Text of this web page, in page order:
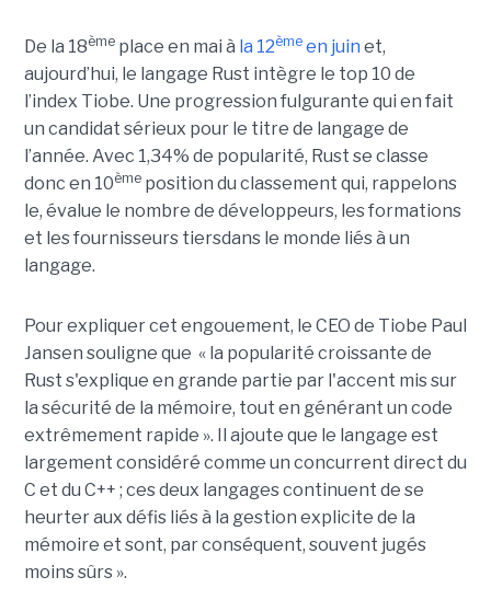
De la 18èmeplace en mai à la 12èmeen juin et,
aujourd’hui, le langage Rust intègre le top 10 de
l’index Tiobe. Une progression fulgurante qui en fait
un candidat sérieux pour le titre de langage de
l’année. Avec 1,34% de popularité, Rust se classe
donc en 10èmeposition du classement qui, rappelons
le, évalue le nombre de développeurs, les formations
et les fournisseurs tiersdans le monde liés à un
langage.
Pour expliquer cet engouement, le CEO de Tiobe Paul
Jansen souligne que « la popularité croissante de
Rust s'explique en grande partie par l'accent mis sur
la sécurité de la mémoire, tout en générant un code
extrêmement rapide ». Il ajoute que le langage est
largement considéré comme un concurrent direct du
C et du C++ ; ces deux langages continuent de se
heurter aux défis liés à la gestion explicite de la
mémoire et sont, par conséquent, souvent jugés
moins sûrs ».